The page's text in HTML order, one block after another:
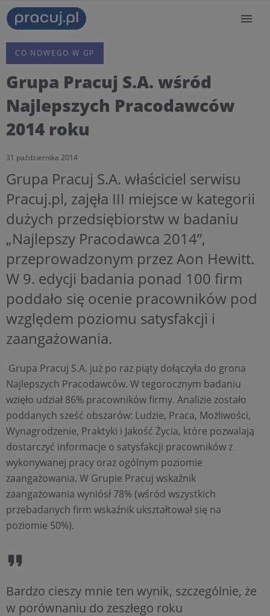
CO NOWEGO W GP
Grupa Pracuj S.A. wśród
Najlepszych Pracodawców
2014 roku
31 października 2014
Grupa Pracuj S.A. właściciel serwisu
Pracuj.pl, zajęła III miejsce w kategorii
dużych przedsiębiorstw w badaniu
„Najlepszy Pracodawca 2014”,
przeprowadzonym przez Aon Hewitt.
W 9. edycji badania ponad 100 firm
poddało się ocenie pracowników pod
względem poziomu satysfakcji i
zaangażowania.
Grupa Pracuj S.A. już po raz piąty dołączyła do grona
Najlepszych Pracodawców. W tegorocznym badaniu
wzięło udział 86% pracowników firmy. Analizie zostało
poddanych sześć obszarów: Ludzie, Praca, Możliwości,
Wynagrodzenie, Praktyki i Jakość Życia, które pozwalają
dostarczyć informacje o satysfakcji pracowników z
wykonywanej pracy oraz ogólnym poziomie
zaangażowania. W Grupie Pracuj wskaźnik
zaangażowania wyniósł 78% (wśród wszystkich
przebadanych firm wskaźnik ukształtował się na
poziomie 50%).
Bardzo cieszy mnie ten wynik, szczególnie, że
w porównaniu do zeszłego roku